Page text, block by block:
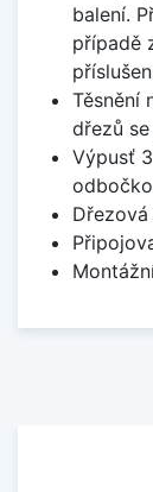
balení.
případě
Těsnění
dřezů
Výpusť